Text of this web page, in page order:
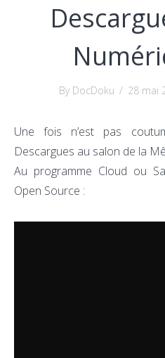
By DocDoku / 28 mai
Une fois n’est pas
Descargues au salon de la
Au programme Cloud ou
Open Source :